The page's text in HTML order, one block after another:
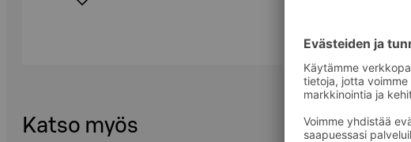
Katso myös